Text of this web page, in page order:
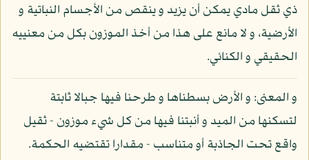
ذي ثقل مادي يمكن أن يزيد و ينقص من الأجسام النباتية و
الأرضية، و لا مانع على هذا من أخذ الموزون بكل من معنييه
الحقيقي و الكنائي.
و المعنى: و الأرض بسطناها و طرحنا فيها جبالا ثابتة
لتسكنها من الميد و أنبتنا فيها من كل شيء موزون - ثقيل
واقع تحت الجاذبة أو متناسب - مقدارا تقتضيه الحكمة.